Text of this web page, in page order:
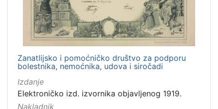
Zanatlijsko i pomoćničko društvo za podporu
bolestnika, nemoćnika, udova i siročadi
Izdanje
Elektroničko izd. izvornika objavljenog 1919.
Nakladnik